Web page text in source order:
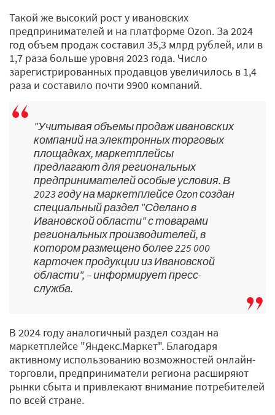
Такой же высокий рост у ивановских
предпринимателей и на платформе Ozon. За 2024
год объем продаж составил 35,3 млрд рублей, или в
1,7 раза больше уровня 2023 года. Число
зарегистрированных продавцов увеличилось в 1,4
раза и составило почти 9900 компаний.
"Учитывая объемы продаж ивановских
компаний на электронных торговых
площадках, маркетплейсы
предлагают для региональных
предпринимателей особые условия. В
2023 году на маркетплейсе Ozon создан
специальный раздел "Сделано в
Ивановской области" с товарами
региональных производителей, в
котором размещено более 225 000
карточек продукции из Ивановской
области", – информирует пресс-
служба.
В 2024 году аналогичный раздел создан на
маркетплейсе "Яндекс.Маркет". Благодаря
активному использованию возможностей онлайн-
торговли, предприниматели региона расширяют
рынки сбыта и привлекают внимание потребителей
по всей стране.